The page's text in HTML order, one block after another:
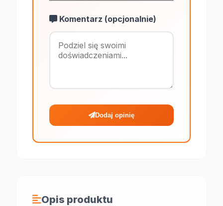
Komentarz (opcjonalnie)
Maksymalnie
Dodaj opinię
Opis produktu